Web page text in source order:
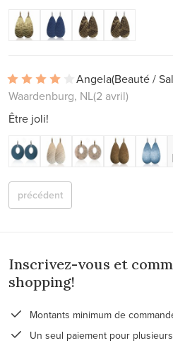
Angela(Beauté /
Waardenburg, NL(2 avril)
Être joli!
précédent
Inscrivez-vous et
shopping!
Montants minimum de
Un seul paiement pour